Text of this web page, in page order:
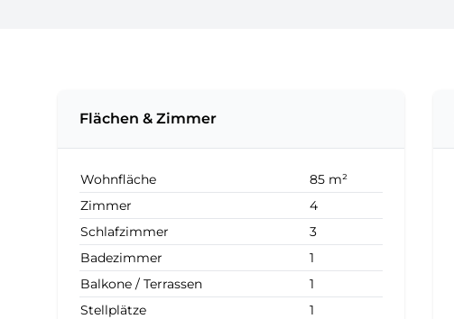
Flächen & Zimmer
Wohnfläche
85 m²
Zimmer
4
Schlafzimmer
3
Badezimmer
1
Balkone / Terrassen
1
Stellplätze
1